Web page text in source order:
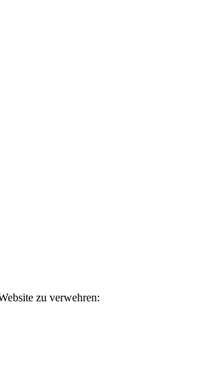
zu verwehren: